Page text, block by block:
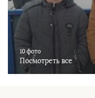
10 фото
Посмотреть все